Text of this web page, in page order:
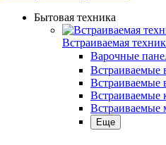
Бытовая техника
Встраиваемая
Варочные
Встраиваемые
Встраиваемые
Еще